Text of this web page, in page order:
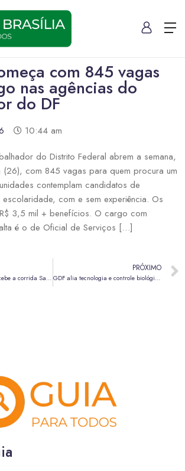
com 845 vagas
nas agências do
do DF
10:44 am
do Distrito Federal abrem a semana,
(26), com 845 vagas para quem procura um
contemplam candidatos de
com e sem experiência. Os
3,5 mil + benefícios. O cargo com
é o de Oficial de Serviços […]
Iguatemi Brasília recebe a corrida Santander Track&Field Run Series em fevereiro
PRÓXIMO
GDF alia tecnologia e controle biológico no combate à dengue